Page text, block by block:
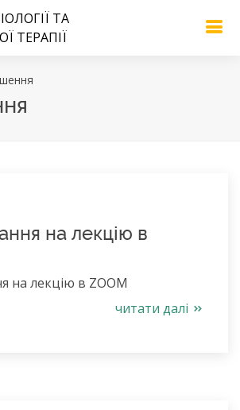
ТА
ТЕРАПІЇ
на лекцію в
на лекцію в ZOOM
читати далі